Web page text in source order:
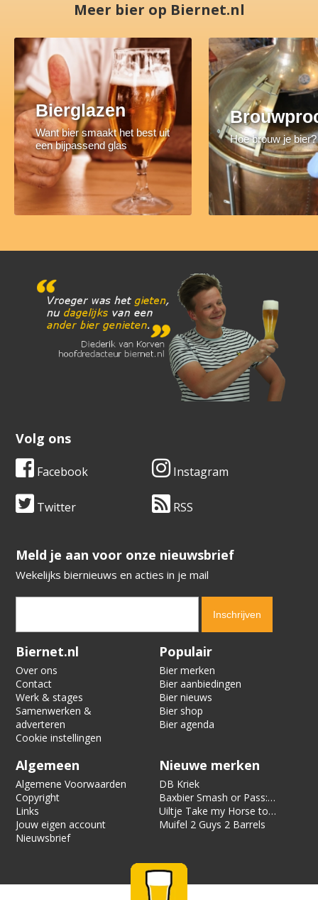
Meer bier op Biernet.nl
Bierglazen
Want bier smaakt het best uit
een bijpassend glas
Hoe brouw je bier?
Volg ons
Facebook Instagram
Twitter RSS
​​​​​​​Meld je aan voor onze nieuwsbrief
Wekelijks biernieuws en acties in je mail
Verification code:
Biernet.nl
Over ons
Contact
Werk & stages
Samenwerken &
adverteren
Cookie instellingen
Populair
Bier merken
Bier aanbiedingen
Bier nieuws
Bier shop
Bier agenda
Algemeen
Algemene Voorwaarden
Copyright
Links
Jouw eigen account
Nieuwsbrief
Nieuwe merken
DB Kriek
Baxbier Smash or Pass:
Strata
Uiltje Take my Horse to
the Hotel Room
Muifel 2 Guys 2 Barrels